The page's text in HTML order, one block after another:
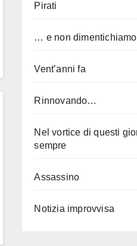
Pirati
… e non
Vent’anni fa
Rinnovando…
Nel vortice di questi
sempre
Assassino
Notizia improvvisa